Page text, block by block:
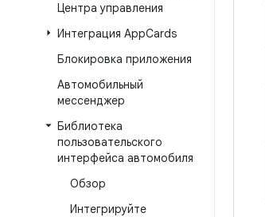
Центра управления
Интеграция AppCards
Блокировка приложения
Автомобильный
мессенджер
Библиотека
пользовательского
интерфейса автомобиля
Обзор
Интегрируйте